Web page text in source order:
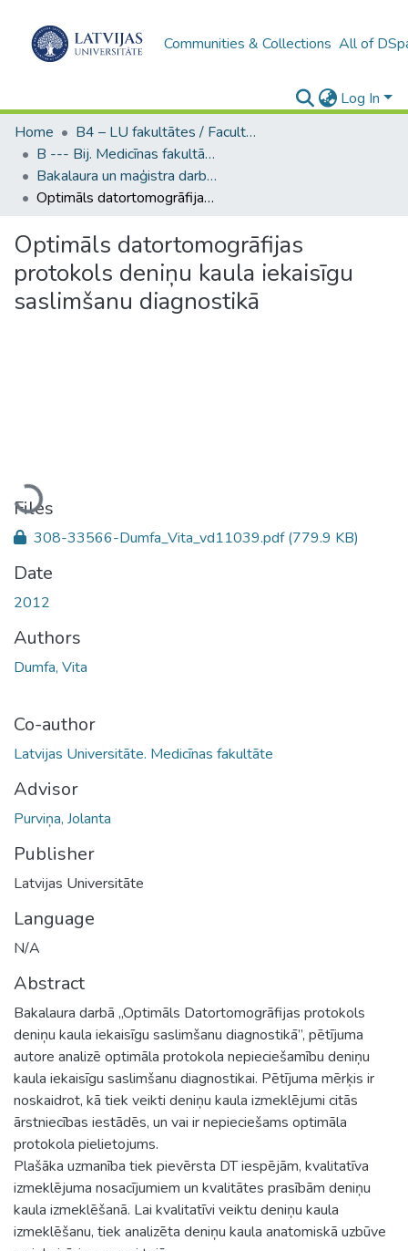
Communities & Collections All of
Log In
Home
B4 – LU fakultātes / Faculties of the UL
B --- Bij. Medicīnas fakultātes studentu noslēguma darbi / Faculty of Medicine - Graduate works
Bakalaura un maģistra darbi (MF) / Bachelor's and Master's theses
Optimāls datortomogrāfijas protokols deniņu kaula iekaisīgu saslimšanu diagnostikā
Optimāls datortomogrāfijas
protokols deniņu kaula iekaisīgu
saslimšanu diagnostikā
Loading...
Files
308-33566-Dumfa_Vita_vd11039.pdf(779.9 KB)
Date
2012
Authors
Dumfa, Vita
Co-author
Latvijas Universitāte. Medicīnas fakultāte
Advisor
Purviņa, Jolanta
Publisher
Latvijas Universitāte
Language
N/A
Abstract
Bakalaura darbā „Optimāls Datortomogrāfijas protokols
deniņu kaula iekaisīgu saslimšanu diagnostikā”, pētījuma
autore analizē optimāla protokola nepieciešamību deniņu
kaula iekaisīgu saslimšanu diagnostikai. Pētījuma mērķis ir
noskaidrot, kā tiek veikti deniņu kaula izmeklējumi citās
ārstniecības iestādēs, un vai ir nepieciešams optimāla
protokola pielietojums.
Plašāka uzmanība tiek pievērsta DT iespējām, kvalitatīva
izmeklējuma nosacījumiem un kvalitātes prasībām deniņu
kaula izmeklēšanā. Lai kvalitatīvi veiktu deniņu kaula
izmeklēšanu, tiek analizēta deniņu kaula anatomiskā uzbūve